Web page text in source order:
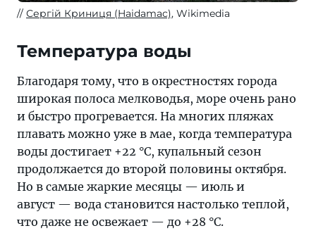
Сергій Криниця (Haidamac), Wikimedia
Температура воды
Благодаря тому, что в окрестностях города
широкая полоса мелководья, море очень рано
и быстро прогревается. На многих пляжах
плавать можно уже в мае, когда температура
воды достигает +22 °C, купальный сезон
продолжается до второй половины октября.
Но в самые жаркие месяцы — июль и
август — вода становится настолько теплой,
что даже не освежает — до +28 °C.